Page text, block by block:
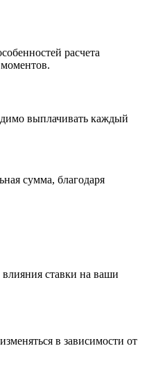
расчета
выплачивать каждый
сумма, благодаря
ставки на ваши
в зависимости от